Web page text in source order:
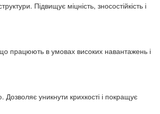
Підвищує міцність, зносостійкість і
працюють в умовах високих навантажень і
Дозволяє уникнути крихкості і покращує